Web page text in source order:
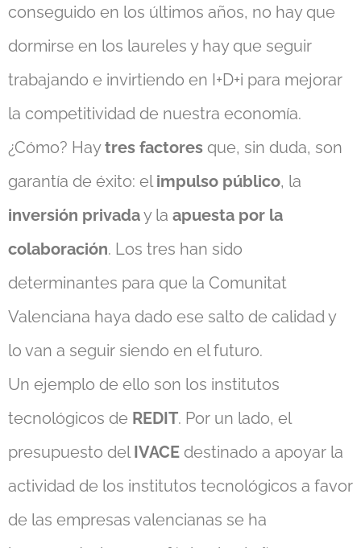
conseguido en los últimos años, no hay que
dormirse en los laureles y hay que seguir
trabajando e invirtiendo en I+D+i para mejorar
la competitividad de nuestra economía.
¿Cómo? Haytres factores que, sin duda, son
garantía de éxito: elimpulso público, la
inversión privaday la apuesta por la
colaboración. Los tres han sido
determinantes para que la Comunitat
Valenciana haya dado ese salto de calidad y
lo van a seguir siendo en el futuro.
Un ejemplo de ello son los institutos
tecnológicos de REDIT. Por un lado, el
presupuesto delIVACE destinado a apoyar la
actividad de los institutos tecnológicos a favor
de las empresas valencianas se ha